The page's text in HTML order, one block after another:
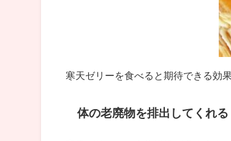
寒天ゼリーを食べると期待できる効
体の老廃物を排出してくれる